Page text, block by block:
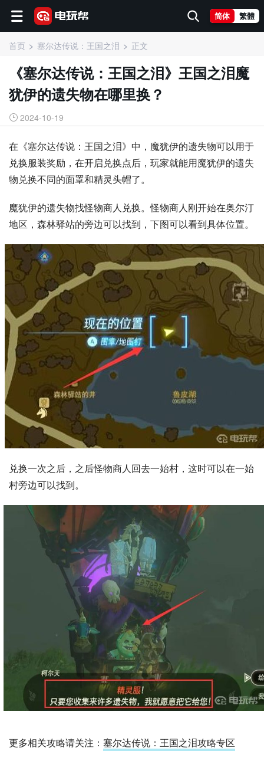
简体 繁體
首页 塞尔达传说：王国之泪 正文
《塞尔达传说：王国之泪》王国之泪魔
犹伊的遗失物在哪里换？
2024-10-19
在《塞尔达传说：王国之泪》中，魔犹伊的遗失物可以用于
兑换服装奖励，在开启兑换点后，玩家就能用魔犹伊的遗失
物兑换不同的面罩和精灵头帽了。
魔犹伊的遗失物找怪物商人兑换。怪物商人刚开始在奥尔汀
地区，森林驿站的旁边可以找到，下图可以看到具体位置。
兑换一次之后，之后怪物商人回去一始村，这时可以在一始
村旁边可以找到。
更多相关攻略请关注： 塞尔达传说：王国之泪攻略专区